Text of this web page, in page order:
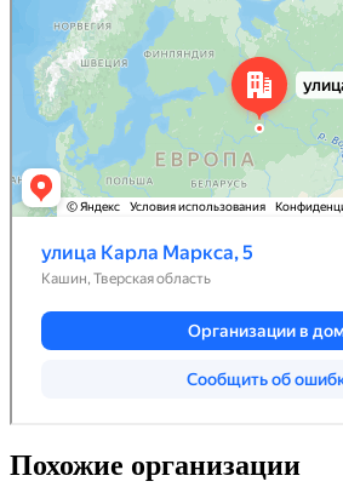
Похожие организации